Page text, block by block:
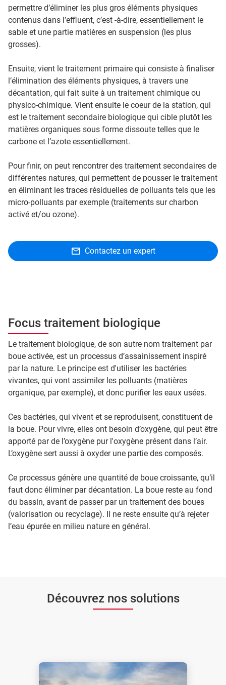
permettre d’éliminer les plus gros éléments physiques
contenus dans l’effluent, c’est -à-dire, essentiellement le
sable et une partie matières en suspension (les plus
grosses).
Ensuite, vient le traitement primaire qui consiste à finaliser
l’élimination des éléments physiques, à travers une
décantation, qui fait suite à un traitement chimique ou
physico-chimique. Vient ensuite le coeur de la station, qui
est le traitement secondaire biologique qui cible plutôt les
matières organiques sous forme dissoute telles que le
carbone et l’azote essentiellement.
Pour finir, on peut rencontrer des traitement secondaires de
différentes natures, qui permettent de pousser le traitement
en éliminant les traces résiduelles de polluants tels que les
micro-polluants par exemple (traitements sur charbon
activé et/ou ozone).
Contactez un expert
Focus traitement biologique
Le traitement biologique, de son autre nom traitement par
boue activée, est un processus d’assainissement inspiré
par la nature. Le principe est d'utiliser les bactéries
vivantes, qui vont assimiler les polluants (matières
organique, par exemple), et donc purifier les eaux usées.
Ces bactéries, qui vivent et se reproduisent, constituent de
la boue. Pour vivre, elles ont besoin d’oxygène, qui peut être
apporté par de l’oxygène pur l'oxygène présent dans l’air.
L’oxygène sert aussi à oxyder une partie des composés.
Ce processus génère une quantité de boue croissante, qu’il
faut donc éliminer par décantation. La boue reste au fond
du bassin, avant de passer par un traitement des boues
(valorisation ou recyclage). Il ne reste ensuite qu’à rejeter
l’eau épurée en milieu nature en général.
Découvrez nos solutions